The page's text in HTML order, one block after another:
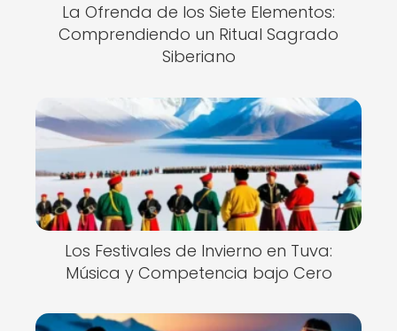
La Ofrenda de los Siete Elementos:
Comprendiendo un Ritual Sagrado
Siberiano
Los Festivales de Invierno en Tuva:
Música y Competencia bajo Cero